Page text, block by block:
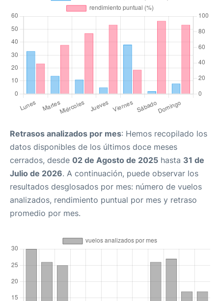
Retrasos analizados por mes: Hemos recopilado los
datos disponibles de los últimos doce meses
cerrados, desde 02 de Agosto de 2025 hasta 31 de
Julio de 2026. A continuación, puede observar los
resultados desglosados por mes: número de vuelos
analizados, rendimiento puntual por mes y retraso
promedio por mes.